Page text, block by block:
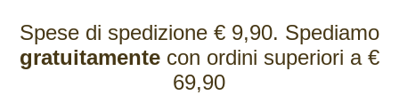
DOVE SIAMO
Spese di spedizione € 9,90. Spediamo
gratuitamentecon ordini superiori a €
69,90